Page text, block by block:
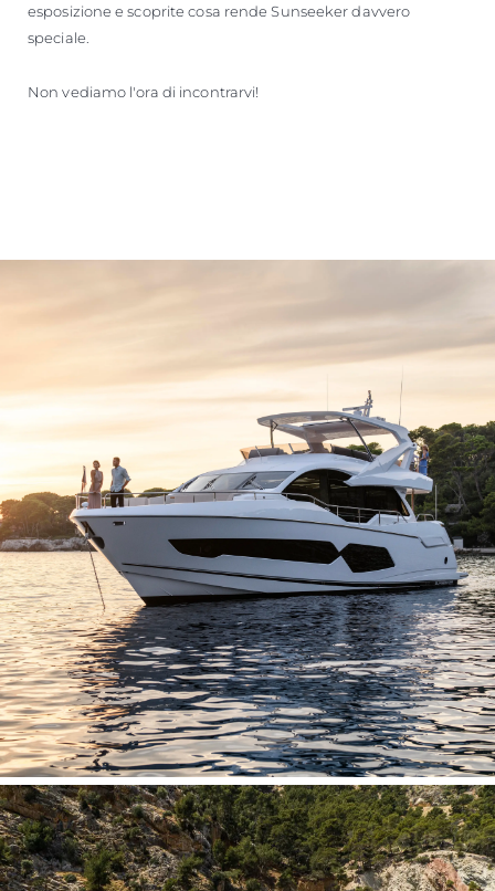
esposizione e scoprite cosa rende Sunseeker davvero
speciale.
Non vediamo l'ora di incontrarvi!